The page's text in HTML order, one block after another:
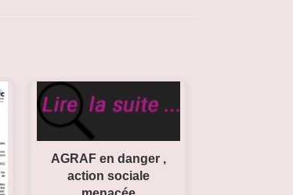
AGRAF en danger ,
action sociale